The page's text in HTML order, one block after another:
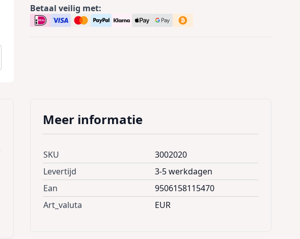
Betaal veilig met:
Meer informatie
SKU
3002020
Levertijd
3-5 werkdagen
Ean
9506158115470
Art_valuta
EUR